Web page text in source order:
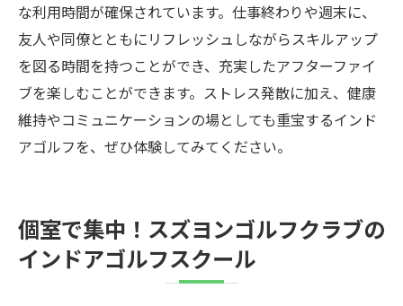
な利用時間が確保されています。仕事終わりや週末に、
友人や同僚とともにリフレッシュしながらスキルアップ
を図る時間を持つことができ、充実したアフターファイ
ブを楽しむことができます。ストレス発散に加え、健康
維持やコミュニケーションの場としても重宝するインド
アゴルフを、ぜひ体験してみてください。
個室で集中！スズヨンゴルフクラブの
インドアゴルフスクール